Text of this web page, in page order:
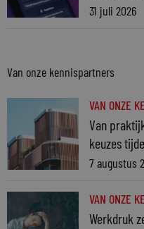
31 juli 2026
Van onze kennispartners
VAN ONZE
Van
keuzes
7 augustus
VAN ONZE
Werkdruk